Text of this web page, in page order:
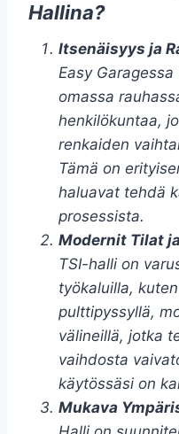
Hallina?
Itsenäisyys ja
Easy
omassa
henkilökuntaa,
renkaiden
Tämä on
haluavat tehdä
prosessista.
Modernit Tilat
TSI-halli on
työkaluilla,
pulttipyssyllä,
välineillä, jotka
vaihdosta
käytössäsi on
Mukava